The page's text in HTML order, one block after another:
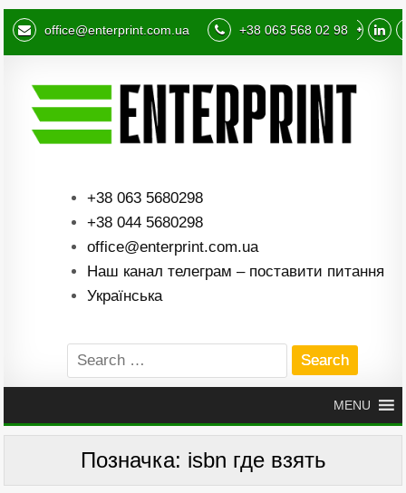
office@enterprint.com.ua +38 063 568 02 98
+38 063 5680298
+38 044 5680298
office@enterprint.com.ua
Наш канал телеграм – поставити питання
Українська
Search
for:
MENU
Позначка: isbn где взять